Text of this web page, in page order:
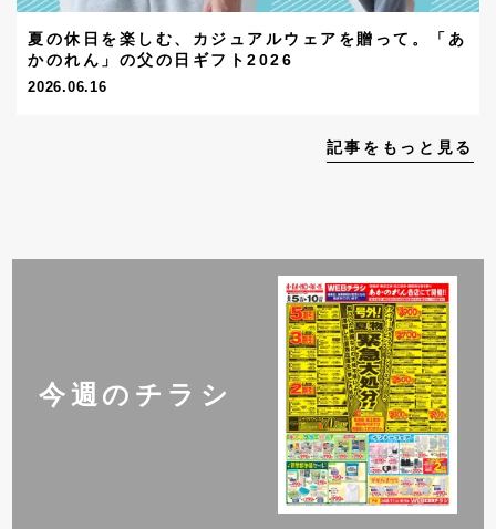
夏の休日を楽しむ、カジュアルウェアを贈って。「あ
かのれん」の父の日ギフト2026
2026.06.16
記事をもっと見る
今週のチラシ